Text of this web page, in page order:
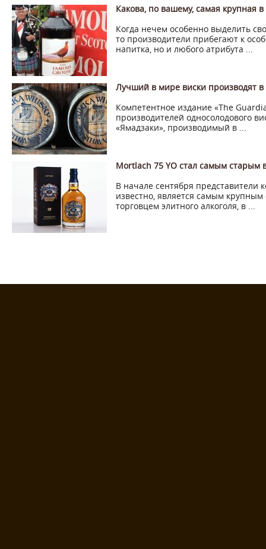
Какова, по вашему, самая крупная
Когда нечем особенно выделить
то производители прибегают к
напитка, но и любого атрибута ...
Лучший в мире виски производят
Компетентное издание «The
производителей односолодового
«Ямадзаки», производимый в ...
Mortlach 75 YO стал самым старым
В начале сентября представители
известно, является самым
торговцем элитного алкоголя, в ...